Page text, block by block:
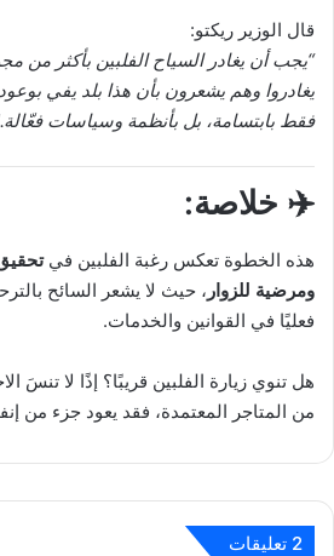
قال الوزير ريكتو:
“يجب أن يغادر السياح الفلبين بأكثر من
يغادروا وهم يشعرون بأن هذا بلد يفي
فقط بابتسامة، بل بأنظمة وسياسات
✈️ خلاصة:
هذه الخطوة تعكس رغبة الفلبين في
ومرضية للزوار ، حيث لا يشعر السائح
فعليًا في القوانين والخدمات.
هل تنوي زيارة الفلبين قريبًا؟ إذًا لا تنسَ
من المتاجر المعتمدة، فقد يعود جزء من
‫2 تعليقات